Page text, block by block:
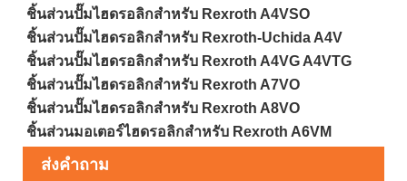
ชิ้นส่วนปั๊มไฮดรอลิกสำหรับ Rexroth A4VSO
ชิ้นส่วนปั๊มไฮดรอลิกสำหรับ Rexroth-Uchida A4V
ชิ้นส่วนปั๊มไฮดรอลิกสำหรับ Rexroth A4VG A4VTG
ชิ้นส่วนปั๊มไฮดรอลิกสำหรับ Rexroth A7VO
ชิ้นส่วนปั๊มไฮดรอลิกสำหรับ Rexroth A8VO
ชิ้นส่วนมอเตอร์ไฮดรอลิกสำหรับ Rexroth A6VM
ส่งคำถาม